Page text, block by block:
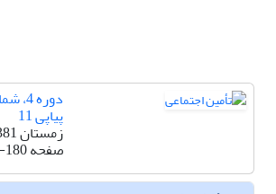
پیاپی 11
زمستان 1381
صفحه